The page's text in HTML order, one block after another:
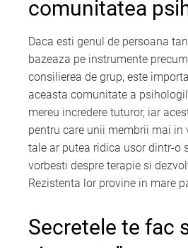
comunitatea
Daca esti genul de persoana
bazeaza pe instrumente
consilierea de grup, este
aceasta comunitate a
mereu incredere tuturor, iar
pentru care unii membrii mai in
tale ar putea ridica usor dintr-o
vorbesti despre terapie si
Rezistenta lor provine in mare
Secretele te fac